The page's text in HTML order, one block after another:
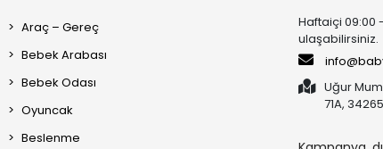
Araç – Gereç
Bebek Arabası
Bebek Odası
Oyuncak
Beslenme
Haftaiçi 09:00
ulaşabilirsiniz.
Uğur
71A,